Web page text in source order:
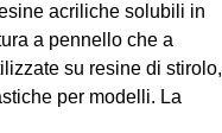
acriliche solubili in
a pennello che a
su resine di stirolo,
per modelli. La